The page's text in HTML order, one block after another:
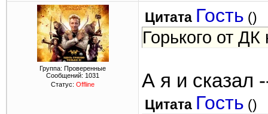
Группа: Проверенные
Сообщений: 1031
Статус: Offline
Цитата Гость ()
Горького от
А я и сказал
Цитата Гость ()